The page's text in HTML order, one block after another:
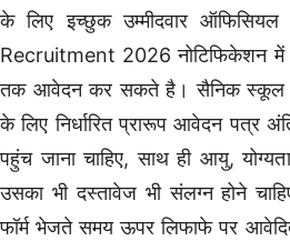
के लिए इच्छुक उम्मीदवार
Recruitment 2026 नोटिफिकेशन में
तक आवेदन कर सकते है। सैनिक स्कूल
के लिए निर्धारित प्रारूप आवेदन पत्र
पहुंच जाना चाहिए, साथ ही आयु,
उसका भी दस्तावेज भी संलग्न होने
फॉर्म भेजते समय ऊपर लिफाफे पर